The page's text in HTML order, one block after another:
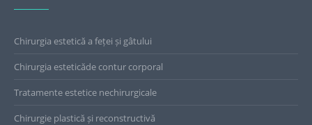
Chirurgia estetică a feței și gâtului
Chirurgia esteticăde contur corporal
Tratamente estetice nechirurgicale
Chirurgie plastică și reconstructivă